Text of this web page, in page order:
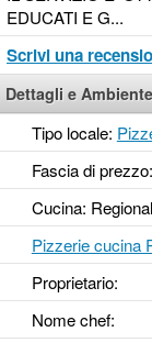
EDUCATI E G...
Scrivi una
Dettagli e
Tipo locale:
Fascia di
Cucina:
Pizzerie cucina
Proprietario:
Nome chef: